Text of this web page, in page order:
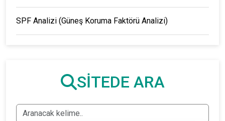
SPF Analizi (Güneş Koruma Faktörü Analizi)
SİTEDE ARA